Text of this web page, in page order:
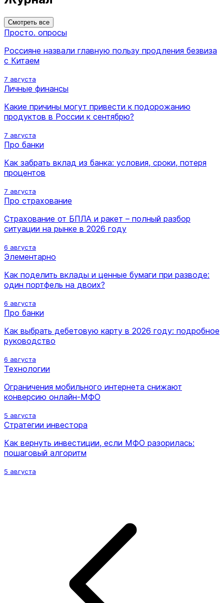
Смотреть все
Просто. опросы
Россияне назвали главную пользу продления безвиза
с Китаем
7 августа
Личные финансы
Какие причины могут привести к подорожанию
продуктов в России к сентябрю?
7 августа
Про банки
Как забрать вклад из банка: условия, сроки, потеря
процентов
7 августа
Про страхование
Страхование от БПЛА и ракет – полный разбор
ситуации на рынке в 2026 году
6 августа
Элементарно
Как поделить вклады и ценные бумаги при разводе:
один портфель на двоих?
6 августа
Про банки
Как выбрать дебетовую карту в 2026 году: подробное
руководство
6 августа
Технологии
Ограничения мобильного интернета снижают
конверсию онлайн-МФО
5 августа
Стратегии инвестора
Как вернуть инвестиции, если МФО разорилась:
пошаговый алгоритм
5 августа